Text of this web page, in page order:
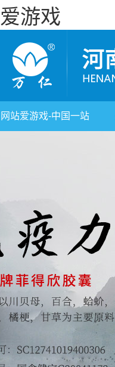
爱游戏
网站爱游戏-中国一站